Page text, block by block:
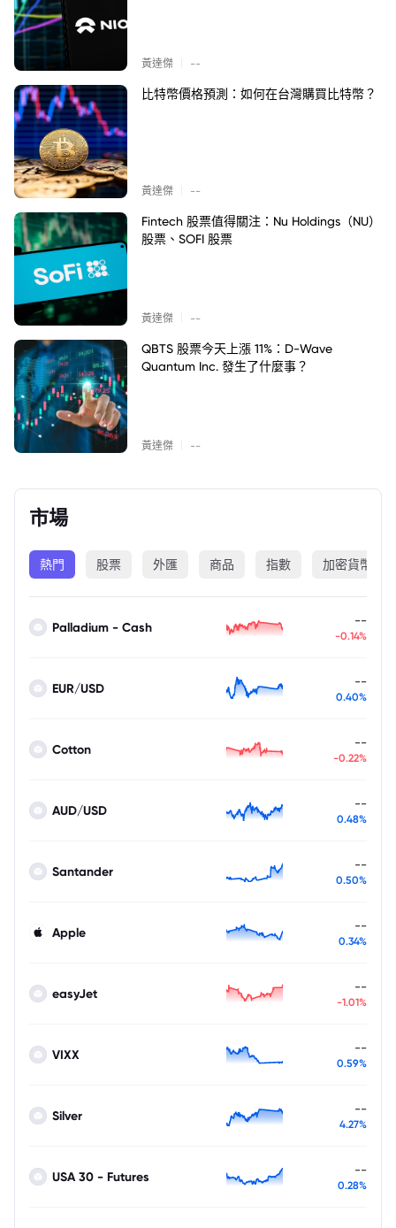
黃達傑 --
比特幣價格預測：如何在台灣購買比特幣？
黃達傑 --
Fintech 股票值得關注：Nu Holdings（NU）
股票、SOFI 股票
黃達傑 --
QBTS 股票今天上漲 11%：D-Wave
Quantum Inc. 發生了什麼事？
黃達傑 --
市場
熱門 股票 外匯 商品 指數 加密貨幣
Palladium - Cash --
-0.14%
EUR/USD --
0.40%
Cotton --
-0.22%
AUD/USD --
0.48%
Santander --
0.50%
Apple --
0.34%
easyJet --
-1.01%
VIXX --
0.59%
Silver --
4.27%
USA 30 - Futures --
0.28%